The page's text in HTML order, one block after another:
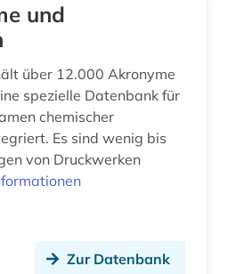
botanischer garten (3)
(1)
und
über 12.000 Akronyme
spezielle Datenbank für
chemischer
Es sind wenig bis
von Druckwerken
Zur Datenbank